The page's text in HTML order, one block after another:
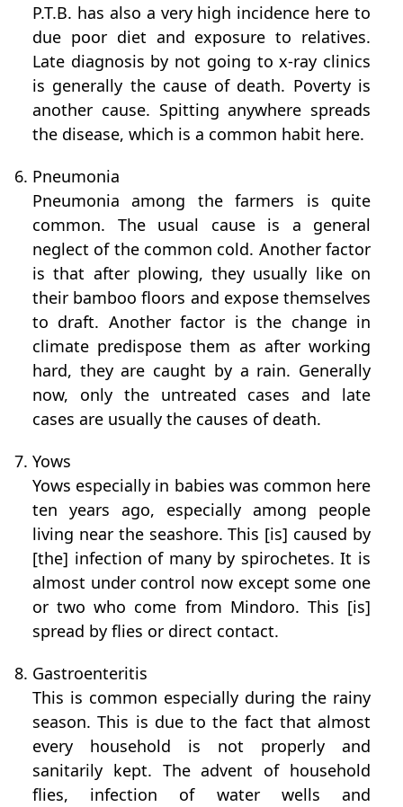
P.T.B. has also a very high incidence here to
due poor diet and exposure to relatives.
Late diagnosis by not going to x-ray clinics
is generally the cause of death. Poverty is
another cause. Spitting anywhere spreads
the disease, which is a common habit here.
6. Pneumonia
Pneumonia among the farmers is quite
common. The usual cause is a general
neglect of the common cold. Another factor
is that after plowing, they usually like on
their bamboo floors and expose themselves
to draft. Another factor is the change in
climate predispose them as after working
hard, they are caught by a rain. Generally
now, only the untreated cases and late
cases are usually the causes of death.
7. Yows
Yows especially in babies was common here
ten years ago, especially among people
living near the seashore. This [is] caused by
[the] infection of many by spirochetes. It is
almost under control now except some one
or two who come from Mindoro. This [is]
spread by flies or direct contact.
8. Gastroenteritis
This is common especially during the rainy
season. This is due to the fact that almost
every household is not properly and
sanitarily kept. The advent of household
flies, infection of water wells and